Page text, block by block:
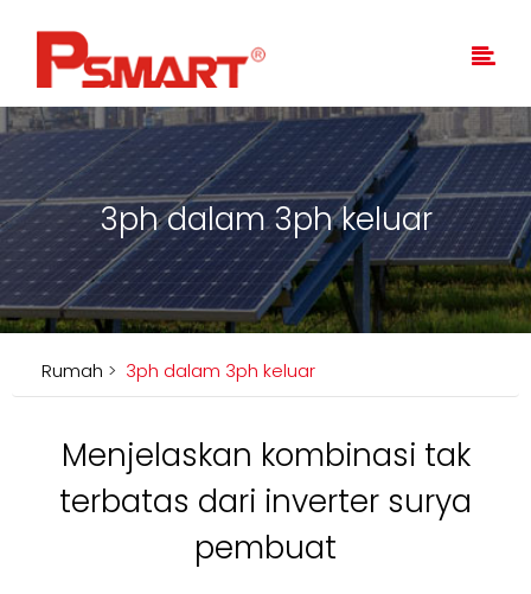
3ph dalam 3ph keluar
Rumah > 3ph dalam 3ph keluar
Menjelaskan kombinasi tak
terbatas dari inverter surya
pembuat